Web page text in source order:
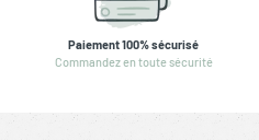
Paiement 100% sécurisé
Commandez en toute sécurité